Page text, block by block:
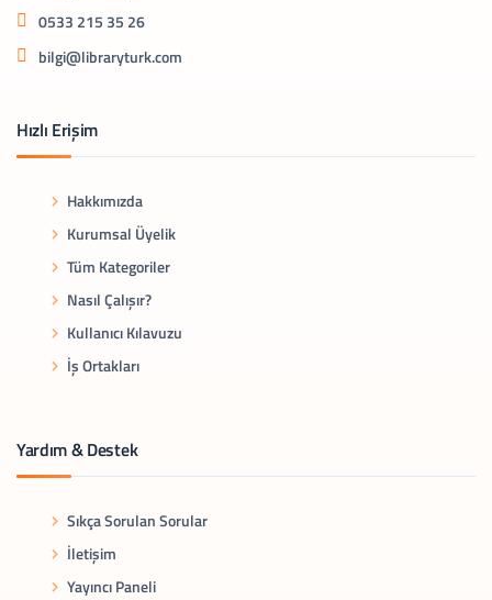
0533 215 35 26
bilgi@libraryturk.com
Hızlı Erişim
Hakkımızda
Kurumsal Üyelik
Tüm Kategoriler
Nasıl Çalışır?
Kullanıcı Kılavuzu
İş Ortakları
Yardım & Destek
Sıkça Sorulan Sorular
İletişim
Yayıncı Paneli